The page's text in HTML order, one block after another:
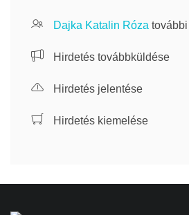
Dajka Katalin Róza
Hirdetés továbbküldése
Hirdetés jelentése
Hirdetés kiemelése